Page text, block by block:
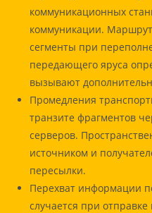
коммуникационных
коммуникации.
сегменты при
передающего яруса
вызывают
Промедления
транзите фрагментов
серверов.
источником и
пересылки.
Перехват информации
случается при